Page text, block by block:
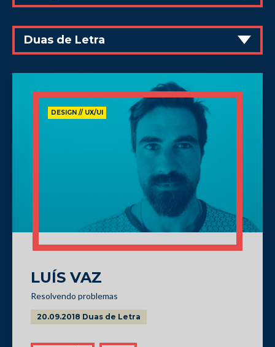
Duas de Letra
DESIGN // UX/UI
LUÍS VAZ
Resolvendo problemas
20.09.2018 Duas de Letra